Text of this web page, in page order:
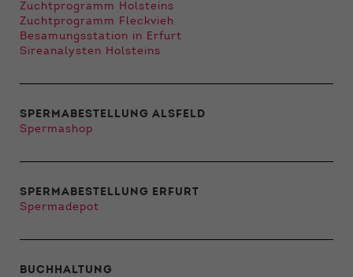
Zuchtprogramm Holsteins
Zuchtprogramm Fleckvieh
Besamungsstation in Erfurt
Sireanalysten Holsteins
SPERMABESTELLUNG ALSFELD
Spermashop
SPERMABESTELLUNG ERFURT
Spermadepot
BUCHHALTUNG